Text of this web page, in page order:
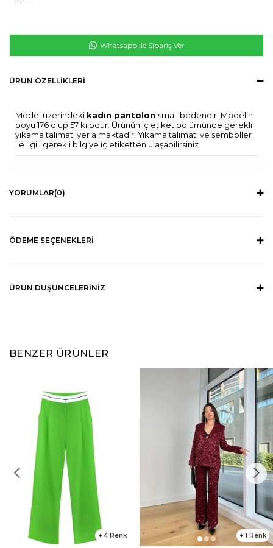
Whatsapp ile Sipariş Ver
ÜRÜN ÖZELLIKLERI
Model üzerindeki kadın pantolon small bedendir. Modelin
boyu 176 olup 57 kilodur. Ürünün iç etiket bölümünde gerekli
yıkama talimatı yer almaktadır. Yıkama talimatı ve semboller
ile ilgili gerekli bilgiye iç etiketten ulaşabilirsiniz.
YORUMLAR(0)
ÖDEME SEÇENEKLERI
ÜRÜN DÜŞÜNCELERINIZ
BENZER ÜRÜNLER
4 1